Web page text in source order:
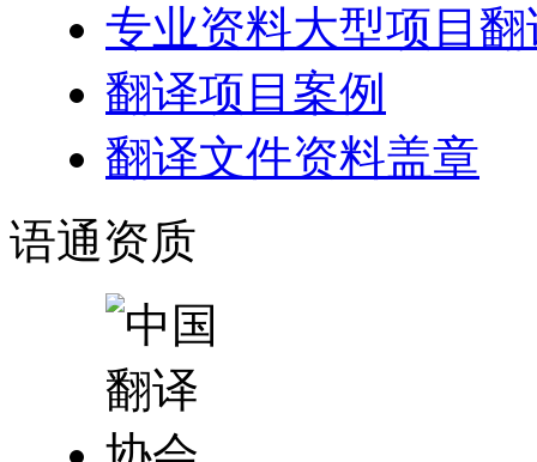
专业资料大型项目翻
翻译项目案例
翻译文件资料盖章
语通资质